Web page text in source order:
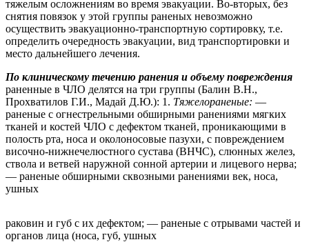
тяжелым осложнениям во время эвакуации. Во-вторых, без
снятия повязок у этой группы раненых невозможно
осуществить эвакуационно-транспортную сортировку, т.е.
определить очередность эвакуации, вид транспортировки и
место дальнейшего лечения.
По клиническому течению ранения и объему повреждения
раненные в ЧЛО делятся на три группы (Балин В.Н.,
Прохватилов Г.И., Мадай Д.Ю.): 1. Тяжелораненые: —
раненые с огнестрельными обширными ранениями мягких
тканей и костей ЧЛО с дефектом тканей, проникающими в
полость рта, носа и околоносовые пазухи, с повреждением
височно-нижнечелюстного сустава (ВНЧС), слюнных желез,
ствола и ветвей наружной сонной артерии и лицевого нерва;
— раненые обширными сквозными ранениями век, носа,
ушных
раковин и губ с их дефектом; — раненые с отрывами частей и
органов лица (носа, губ, ушных